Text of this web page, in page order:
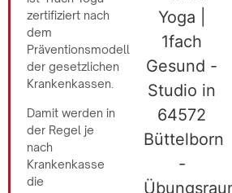
zertifiziert nach
dem
Präventionsmodell
der gesetzlichen
Krankenkassen.
Damit werden in
der Regel je
nach
Krankenkasse
die